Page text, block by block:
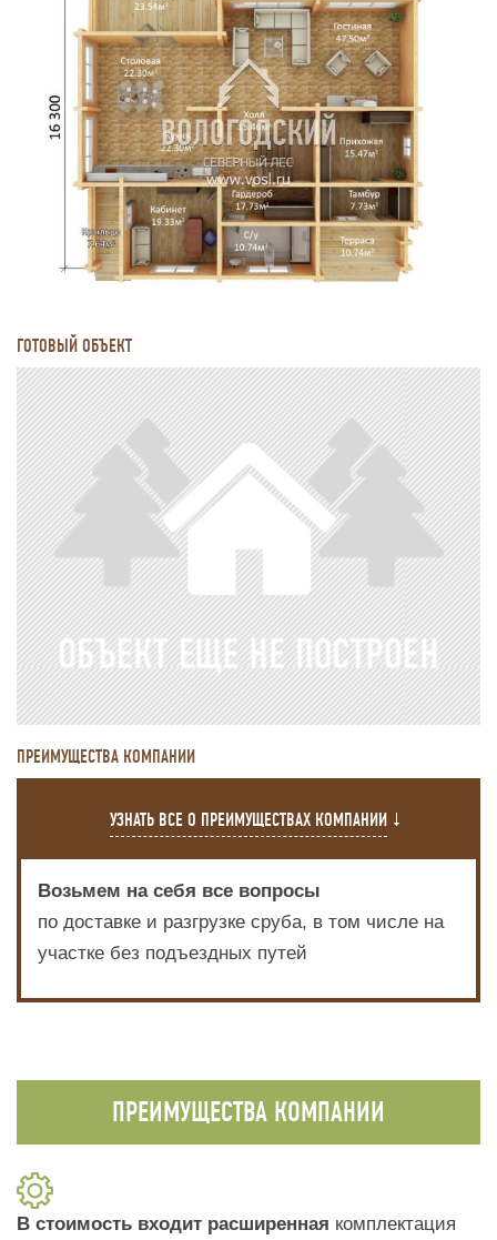
ГОТОВЫЙ ОБЪЕКТ
ПРЕИМУЩЕСТВА КОМПАНИИ
УЗНАТЬ ВСЕ О ПРЕИМУЩЕСТВАХ КОМПАНИИ
Возьмем на себя все вопросы
по доставке и разгрузке сруба, в том числе на
участке без подъездных путей
ПРЕИМУЩЕСТВА КОМПАНИИ
В стоимость входит расширенная комплектация